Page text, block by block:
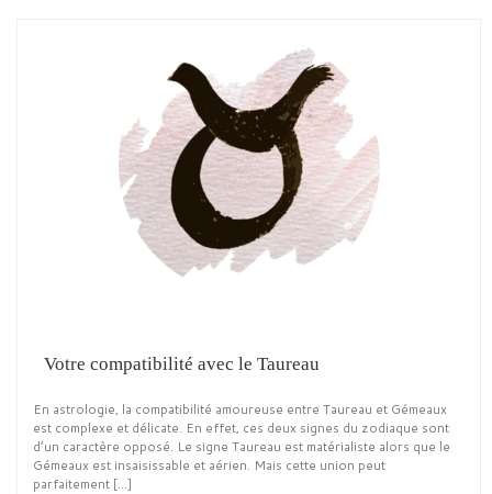
Votre compatibilité avec le Taureau
En astrologie, la compatibilité amoureuse entre Taureau et Gémeaux
est complexe et délicate. En effet, ces deux signes du zodiaque sont
d’un caractère opposé. Le signe Taureau est matérialiste alors que le
Gémeaux est insaisissable et aérien. Mais cette union peut
parfaitement […]